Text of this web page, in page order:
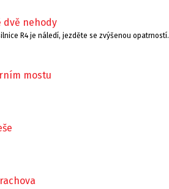
dvě nehody
R4 je náledí, jezděte se zvýšenou opatrností.
mostu